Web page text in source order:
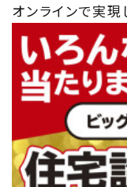
オンラインで実